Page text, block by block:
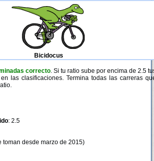
Bicidocus
correcto. Si tu ratio sube por encima de 2.5
las clasificaciones. Termina todas las carreras
: 2.5
toman desde marzo de 2015)